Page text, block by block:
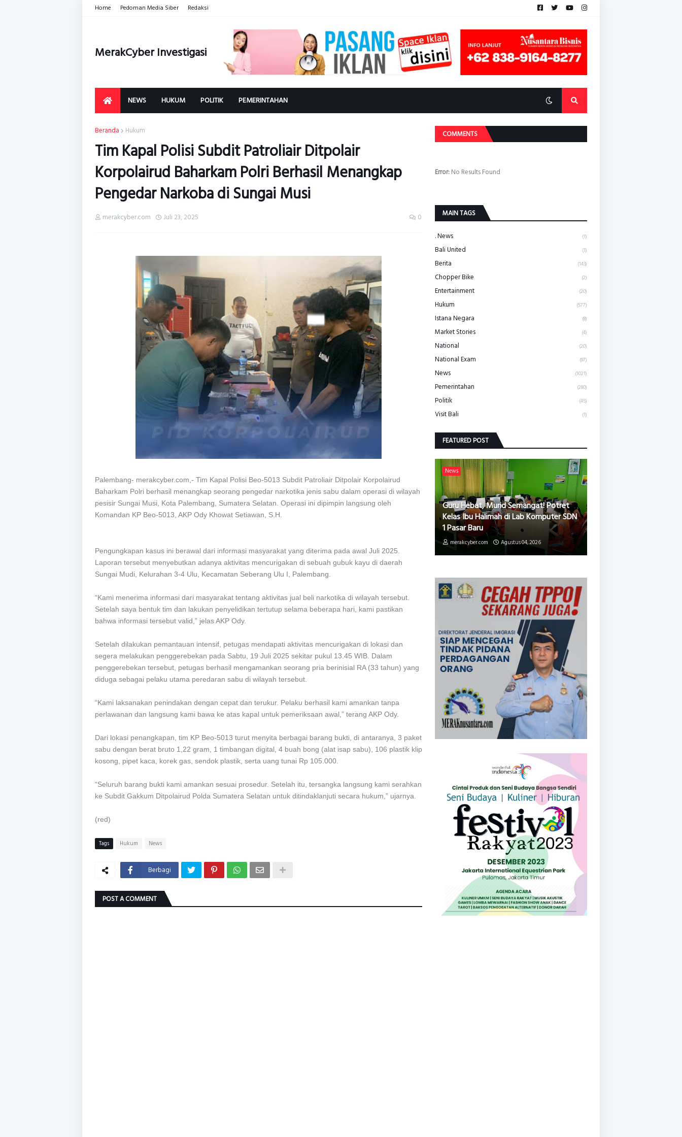
Home Pedoman Media Siber Redaksi
MerakCyber Investigasi
NEWS HUKUM POLITIK PEMERINTAHAN
Beranda Hukum
Tim Kapal Polisi Subdit Patroliair Ditpolair
Korpolairud Baharkam Polri Berhasil Menangkap
Pengedar Narkoba di Sungai Musi
merakcyber.com Juli 23, 2025 0
Palembang- merakcyber.com,- Tim Kapal Polisi Beo-5013 Subdit Patroliair Ditpolair Korpolairud
Baharkam Polri berhasil menangkap seorang pengedar narkotika jenis sabu dalam operasi di wilayah
pesisir Sungai Musi, Kota Palembang, Sumatera Selatan. Operasi ini dipimpin langsung oleh
Komandan KP Beo-5013, AKP Ody Khowat Setiawan, S.H.
Pengungkapan kasus ini berawal dari informasi masyarakat yang diterima pada awal Juli 2025.
Laporan tersebut menyebutkan adanya aktivitas mencurigakan di sebuah gubuk kayu di daerah
Sungai Mudi, Kelurahan 3-4 Ulu, Kecamatan Seberang Ulu I, Palembang.
“Kami menerima informasi dari masyarakat tentang aktivitas jual beli narkotika di wilayah tersebut.
Setelah saya bentuk tim dan lakukan penyelidikan tertutup selama beberapa hari, kami pastikan
bahwa informasi tersebut valid,” jelas AKP Ody.
Setelah dilakukan pemantauan intensif, petugas mendapati aktivitas mencurigakan di lokasi dan
segera melakukan penggerebekan pada Sabtu, 19 Juli 2025 sekitar pukul 13.45 WIB. Dalam
penggerebekan tersebut, petugas berhasil mengamankan seorang pria berinisial RA (33 tahun) yang
diduga sebagai pelaku utama peredaran sabu di wilayah tersebut.
“Kami laksanakan penindakan dengan cepat dan terukur. Pelaku berhasil kami amankan tanpa
perlawanan dan langsung kami bawa ke atas kapal untuk pemeriksaan awal,” terang AKP Ody.
Dari lokasi penangkapan, tim KP Beo-5013 turut menyita berbagai barang bukti, di antaranya, 3 paket
sabu dengan berat bruto 1,22 gram, 1 timbangan digital, 4 buah bong (alat isap sabu), 106 plastik klip
kosong, pipet kaca, korek gas, sendok plastik, serta uang tunai Rp 105.000.
“Seluruh barang bukti kami amankan sesuai prosedur. Setelah itu, tersangka langsung kami serahkan
ke Subdit Gakkum Ditpolairud Polda Sumatera Selatan untuk ditindaklanjuti secara hukum,” ujarnya.
(red)
Tags Hukum News
Berbagi
POST A COMMENT
COMMENTS
Error:No Results Found
MAIN TAGS
. News (1)
Bali United (1)
Berita (143)
Chopper Bike (2)
Entertainment (20)
Hukum (577)
Istana Negara (8)
Market Stories (4)
National (20)
National Exam (97)
News (1021)
Pemerintahan (280)
Politik (45)
Visit Bali (1)
FEATURED POST
News
Guru Hebat, Murid Semangat! Potret
Kelas Ibu Halimah di Lab Komputer SDN
1 Pasar Baru
merakcyber.com Agustus 04, 2026